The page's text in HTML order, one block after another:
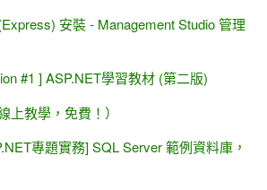
安裝 - Management Studio 管理
#1 ] ASP.NET學習教材 (第二版)
上教學，免費！）
專題實務] SQL Server 範例資料庫，